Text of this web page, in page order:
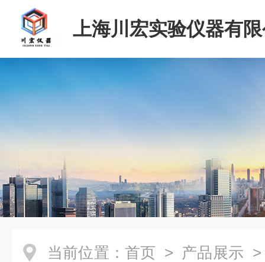
上海川宏实验仪器有
当前位置： 首页 > 产品展示